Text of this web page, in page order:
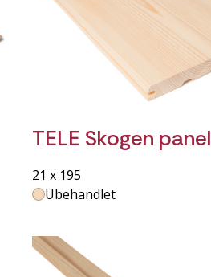
TELE Skogen panel
21 x 195
Ubehandlet